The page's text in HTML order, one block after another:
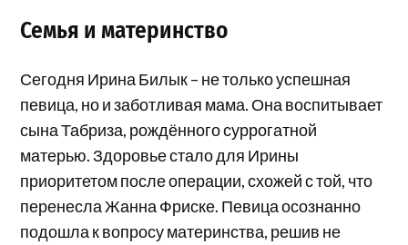
Семья и материнство
Сегодня Ирина Билык – не только успешная
певица, но и заботливая мама. Она воспитывает
сына Табриза, рождённого суррогатной
матерью. Здоровье стало для Ирины
приоритетом после операции, схожей с той, что
перенесла Жанна Фриске. Певица осознанно
подошла к вопросу материнства, решив не